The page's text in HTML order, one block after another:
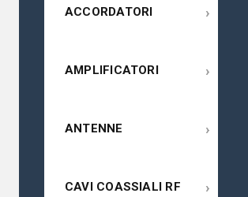
ACCORDATORI ›
AMPLIFICATORI ›
ANTENNE ›
CAVI COASSIALI RF ›